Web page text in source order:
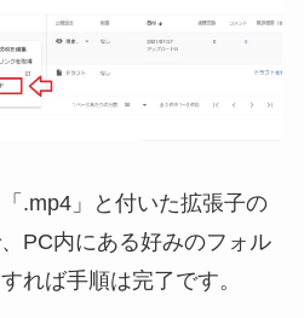
.mp4」と付いた拡張子の
PC内にある好みのフォル
れば手順は完了です。